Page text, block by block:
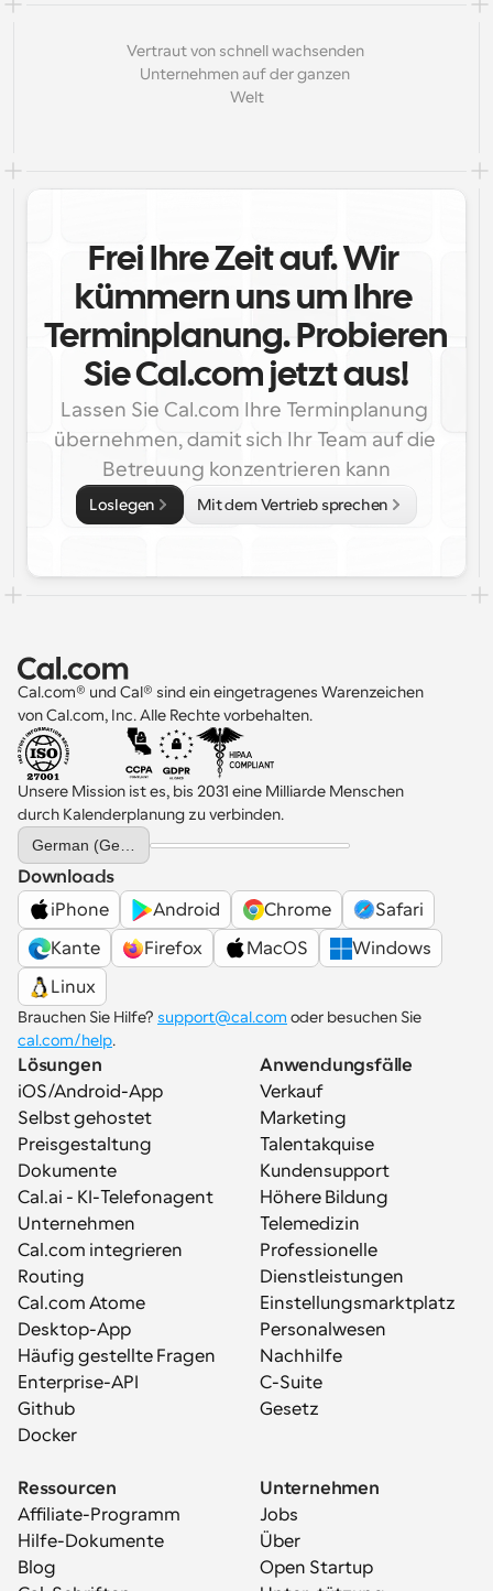
Vertraut von schnell wachsenden
Unternehmen auf der ganzen
Welt
Frei Ihre Zeit auf. Wir
kümmern uns um Ihre
Terminplanung. Probieren
Sie Cal.com jetzt aus!
Lassen Sie Cal.com Ihre Terminplanung
übernehmen, damit sich Ihr Team auf die
Betreuung konzentrieren kann
Loslegen Mit dem Vertrieb sprechen
Cal.com® und Cal® sind ein eingetragenes Warenzeichen
von Cal.com, Inc. Alle Rechte vorbehalten.
Unsere Mission ist es, bis 2031 eine Milliarde Menschen
durch Kalenderplanung zu verbinden.
Select Language
Downloads
iPhone
Android Chrome
Safari
Kante
Firefox MacOS
Windows
Linux
Brauchen Sie Hilfe? support@cal.com
cal.com/help.
Lösungen
iOS/Android-App
Selbst gehostet
Preisgestaltung
Dokumente
Cal.ai - KI-Telefonagent
Unternehmen
Cal.com integrieren
Routing
Cal.com Atome
Desktop-App
Häufig gestellte Fragen
Enterprise-API
Github
Docker
Anwendungsfälle
Verkauf
Marketing
Talentakquise
Kundensupport
Höhere Bildung
Telemedizin
Professionelle
Dienstleistungen
Einstellungsmarktplatz
Personalwesen
Nachhilfe
C-Suite
Gesetz
Ressourcen
Affiliate-Programm
Hilfe-Dokumente
Blog
Unternehmen
Jobs
Über
Open Startup